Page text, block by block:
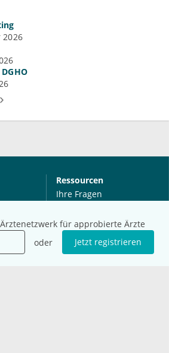
für approbierte Ärzte
oder Jetzt registrieren
2026
Ressourcen
Ihre Fragen